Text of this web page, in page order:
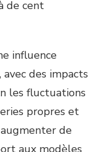
de cent
influence
des impacts
les fluctuations
propres et
de
aux modèles